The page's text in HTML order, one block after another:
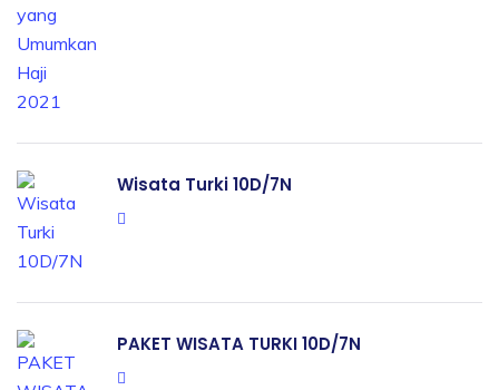
Wisata Turki 10D/7N
PAKET WISATA TURKI 10D/7N